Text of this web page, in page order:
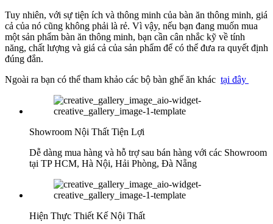
Tuy nhiên, với sự tiện ích và thông minh của bàn ăn thông minh, giá
cả của nó cũng không phải là rẻ. Vì vậy, nếu bạn đang muốn mua
một sản phẩm bàn ăn thông minh, bạn cần cân nhắc kỹ về tính
năng, chất lượng và giá cả của sản phẩm để có thể đưa ra quyết định
đúng đắn.
Ngoài ra bạn có thể tham khảo các bộ bàn ghế ăn khác tại đây
Showroom Nội Thất Tiện Lợi
Dễ dàng mua hàng và hỗ trợ sau bán hàng với các Showroom
tại TP HCM, Hà Nội, Hải Phòng, Đà Nẵng
Hiện Thực Thiết Kế Nội Thất